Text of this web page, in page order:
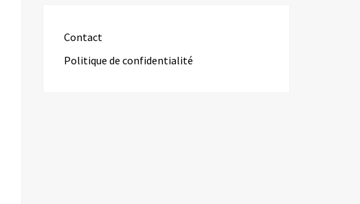
Contact
Politique de confidentialité